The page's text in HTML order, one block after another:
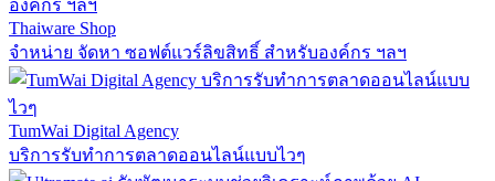
Thaiware Shop
จำหน่าย จัดหา ซอฟต์แวร์ลิขสิทธิ์ สำหรับองค์กร ฯลฯ
TumWai Digital Agency
บริการรับทำการตลาดออนไลน์แบบไวๆ